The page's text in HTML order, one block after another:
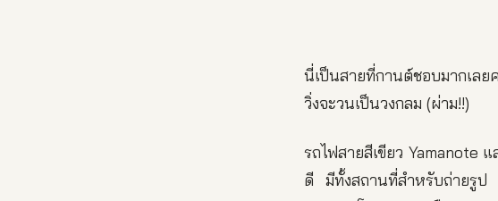
นี่เป็นสายที่กานต์ชอบมากเลย
วิ่งจะวนเป็นวงกลม (ผ่าม!!)
รถไฟสายสีเขียว Yamanote
ดี มีทั้งสถานที่สำหรับถ่ายรู